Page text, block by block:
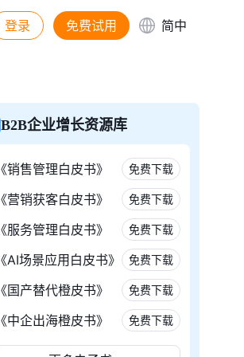
登录 免费试用 简中
B2B企业增长资源库
《销售管理白皮书》 免费下载
《营销获客白皮书》 免费下载
《服务管理白皮书》 免费下载
《AI场景应用白皮书》 免费下载
《国产替代橙皮书》 免费下载
《中企出海橙皮书》 免费下载